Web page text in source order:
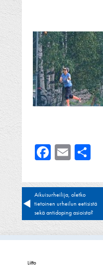
Facebook
Email
Artikkelien
selaus
Aikuisurheilija, oletko
tietoinen urheilun eetisistä
sekä antidoping asioista?
Liitto